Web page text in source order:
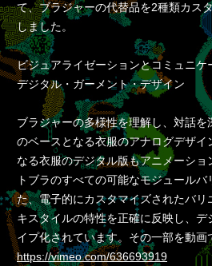
て、ブラジャーの代替品を2種類カス
しました。
ビジュアライゼーションとコミュニ
デジタル・ガーメント・デザイン
ブラジャーの多様性を理解し、対話
のベースとなる衣服のアナログデザ
なる衣服のデジタル版もアニメーショ
トブラのすべての可能なモジュール
た、電子的にカスタマイズされたバ
キスタイルの特性を正確に反映し、
イプ化されています。その一部を動画
https://vimeo.com/636693919